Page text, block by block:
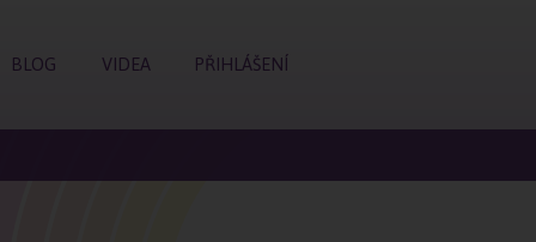
BLOG VIDEA PŘIHLÁŠENÍ